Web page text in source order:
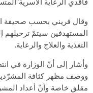
فاقدي الرعاية
وقال فريني بحسب صحيفة
المستهدفين سيتمّ
التغذية والعلاج والرعاية.
وأشار إلى أنّ الوزارة في
ووصف مظهر كثافة
مقلق خاصة وأنّ أعداد